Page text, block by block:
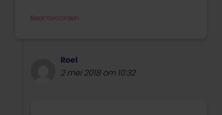
Beantwoorden
Roel
2 mei 2018 om 10:32